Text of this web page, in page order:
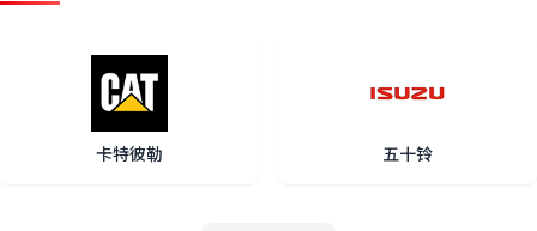
卡特彼勒 五十铃